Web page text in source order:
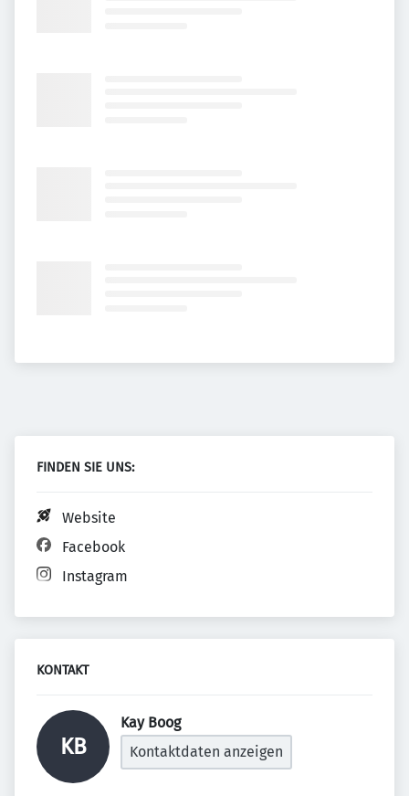
FINDEN SIE UNS:
Website
Facebook
Instagram
KONTAKT
KB
Kay Boog
Kontaktdaten anzeigen